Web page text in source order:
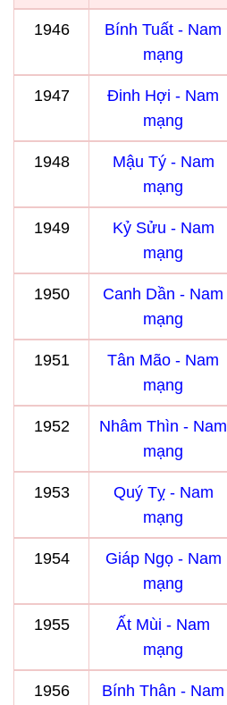
1946
Bính Tuất - Nam
mạng
1947
Đinh Hợi - Nam
mạng
1948
Mậu Tý - Nam
mạng
1949
Kỷ Sửu - Nam
mạng
1950
Canh Dần - Nam
mạng
1951
Tân Mão - Nam
mạng
1952
Nhâm Thìn - Nam
mạng
1953
Quý Tỵ - Nam
mạng
1954
Giáp Ngọ - Nam
mạng
1955
Ất Mùi - Nam
mạng
1956
Bính Thân - Nam